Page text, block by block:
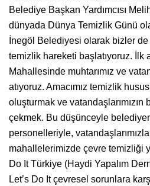
Belediye Başkan Yardımcısı
dünyada Dünya Temizlik Günü
İnegöl Belediyesi olarak bizler
temizlik hareketi başlatıyoruz. İlk
Mahallesinde muhtarımız ve
atıyoruz. Amacımız temizlik
oluşturmak ve
çekmek. Bu düşünceyle
personelleriyle,
mahallelerimizde çevre temizliği
Do It Türkiye (Haydi Yapalım
Let’s Do It çevresel sorunlara